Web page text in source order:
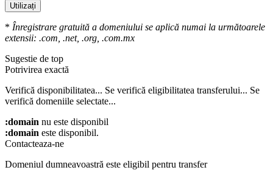
Utilizați
* Înregistrare gratuită a domeniului se aplică numai la următoarele
extensii: .com, .net, .org, .com.mx
Sugestie de top
Potrivirea exactă
Verifică disponibilitatea... Se verifică eligibilitatea transferului... Se
verifică domeniile selectate...
:domain nu este disponibil
:domain este disponibil.
Contacteaza-ne
Domeniul dumneavoastră este eligibil pentru transfer